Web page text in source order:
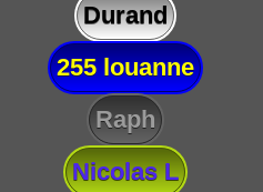
Durand
255 louanne
Raph
Nicolas L